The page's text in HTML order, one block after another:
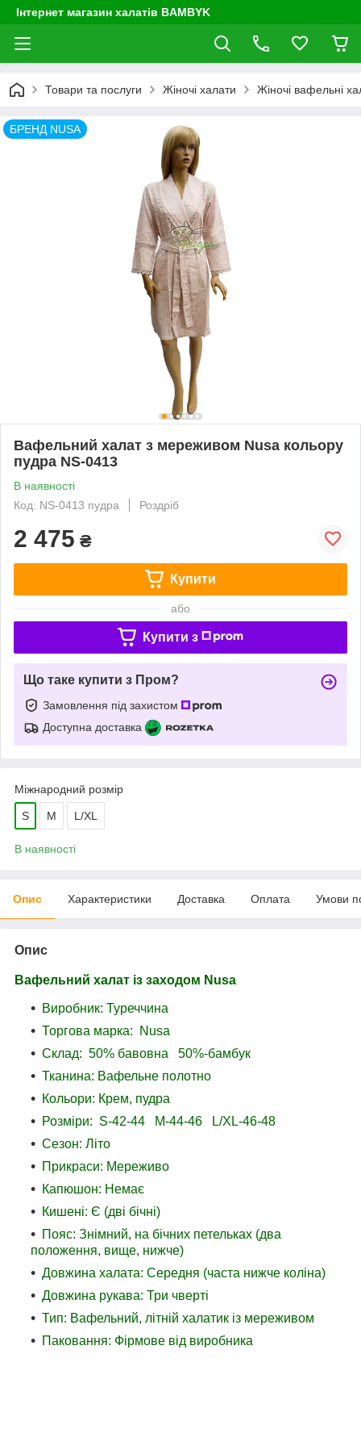
Інтернет магазин халатів BAMBYK
Товари та послуги Жіночі халати Жіночі вафельні
БРЕНД NUSA
Вафельний халат з мереживом Nusa кольору
пудра NS-0413
В наявності
Код: NS-0413 пудра
Роздріб
2 475 ₴
Купити
або
Купити з
Що таке купити з Пром?
Замовлення під захистом
Доступна доставка
Міжнародний розмір
S M L/XL
В наявності
Опис Характеристики Доставка Оплата Умови
Опис
Вафельний халат із заходом Nusa
Виробник: Туреччина
Торгова марка: Nusa
Склад: 50% бавовна 50%-бамбук
Тканина: Вафельне полотно
Кольори: Крем, пудра
Розміри: S-42-44 M-44-46 L/XL-46-48
Сезон: Літо
Прикраси: Мереживо
Капюшон: Немає
Кишені: Є (дві бічні)
Пояс: Знімний, на бічних петельках (два
положення, вище, нижче)
Довжина халата: Середня (часта нижче коліна)
Довжина рукава: Три чверті
Тип: Вафельний, літній халатик із мереживом
Паковання: Фірмове від виробника